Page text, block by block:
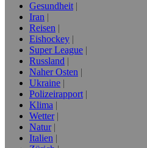
Gesundheit
Iran
Reisen
Eishockey
Super League
Russland
Naher Osten
Ukraine
Polizeirapport
Klima
Wetter
Natur
Italien